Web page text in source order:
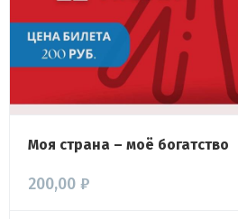
Моя страна – моё богатство
200,00 ₽